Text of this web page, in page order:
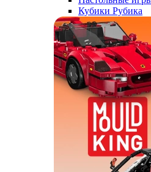
Кубики Рубика